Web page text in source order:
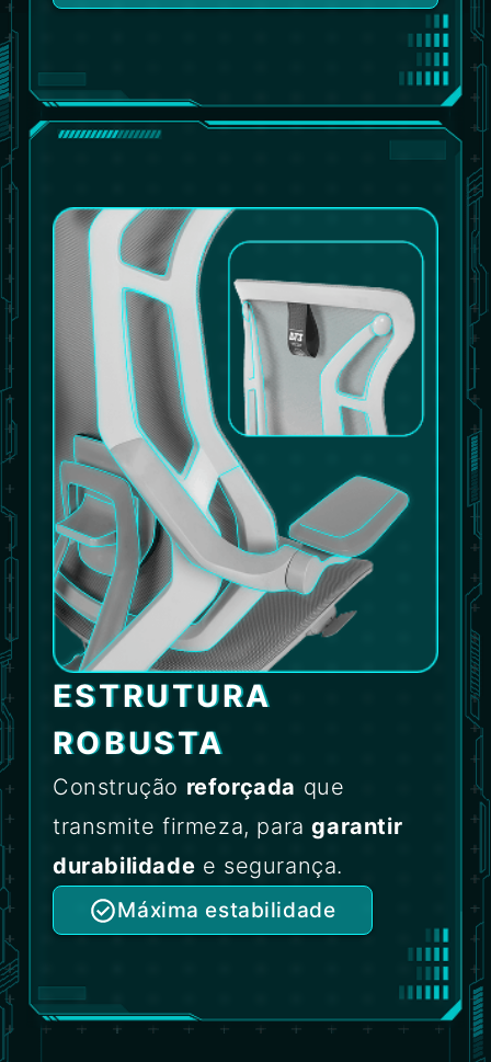
ESTRUTURA
ROBUSTA
Construção reforçada que
transmite firmeza, paragarantir
durabilidade e segurança.
Máxima estabilidade